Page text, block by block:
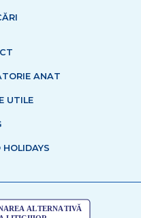
ANAT
UTILE
HOLIDAYS